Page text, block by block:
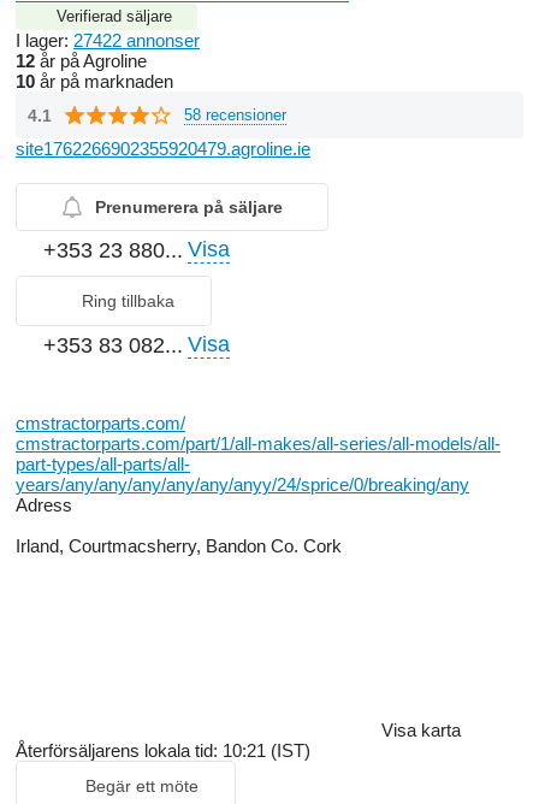
Verifierad säljare
I lager: 27422 annonser
12 år på Agroline
10 år på marknaden
4.1 58 recensioner
site1762266902355920479.agroline.ie
Prenumerera på säljare
+353 23 880... Visa
Ring tillbaka
+353 83 082... Visa
cmstractorparts.com/
cmstractorparts.com/part/1/all-makes/all-series/all-models/all-
part-types/all-parts/all-
years/any/any/any/any/any/anyy/24/sprice/0/breaking/any
Adress
Irland, Courtmacsherry, Bandon Co. Cork
Visa karta
Återförsäljarens lokala tid: 10:21 (IST)
Begär ett möte